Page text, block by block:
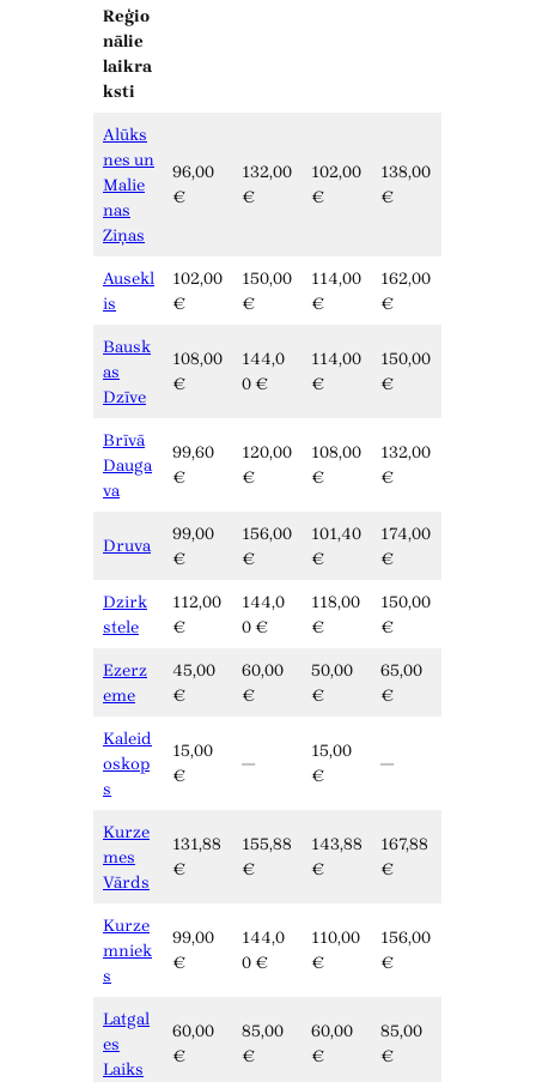
Reģio
nālie
laikra
ksti
Alūks
nes un
Malie
nas
Ziņas
96,00
€
132,00
€
102,00
€
138,00
€
Ausekl
is
102,00
€
150,00
€
114,00
€
162,00
€
Bausk
as
Dzīve
108,00
€
144,0
0 €
114,00
€
150,00
€
Brīvā
Dauga
va
99,60
€
120,00
€
108,00
€
132,00
€
Druva
99,00
€
156,00
€
101,40
€
174,00
€
Dzirk
stele
112,00
€
144,0
0 €
118,00
€
150,00
€
Ezerz
eme
45,00
€
60,00
€
50,00
€
65,00
€
Kaleid
oskop
s
15,00
€
—
15,00
€
—
Kurze
mes
Vārds
131,88
€
155,88
€
143,88
€
167,88
€
Kurze
mniek
s
99,00
€
144,0
0 €
110,00
€
156,00
€
Latgal
es
Laiks
60,00
€
85,00
€
60,00
€
85,00
€